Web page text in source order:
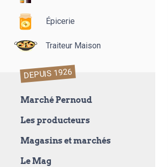
Épicerie
Traiteur Maison
DEPUIS 1926
Marché Pernoud
Les producteurs
Magasins et marchés
Le Mag